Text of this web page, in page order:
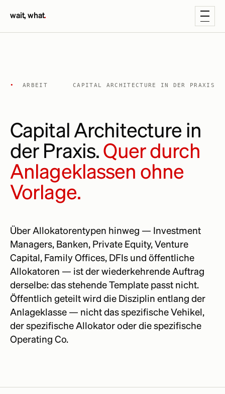
wait, what.
• ARBEIT CAPITAL ARCHITECTURE IN DER PRAXIS
Capital Architecture in
der Praxis. Quer durch
Anlageklassen ohne
Vorlage.
Über Allokatorentypen hinweg — Investment
Managers, Banken, Private Equity, Venture
Capital, Family Offices, DFIs und öffentliche
Allokatoren — ist der wiederkehrende Auftrag
derselbe: das stehende Template passt nicht.
Öffentlich geteilt wird die Disziplin entlang der
Anlageklasse — nicht das spezifische Vehikel,
der spezifische Allokator oder die spezifische
Operating Co.